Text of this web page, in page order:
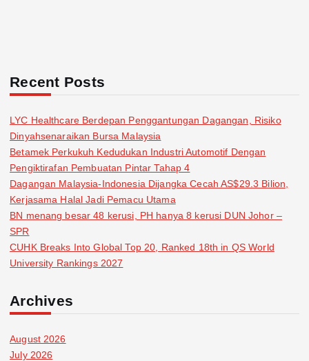
Recent Posts
LYC Healthcare Berdepan Penggantungan Dagangan, Risiko
Dinyahsenaraikan Bursa Malaysia
Betamek Perkukuh Kedudukan Industri Automotif Dengan
Pengiktirafan Pembuatan Pintar Tahap 4
Dagangan Malaysia-Indonesia Dijangka Cecah AS$29.3 Bilion,
Kerjasama Halal Jadi Pemacu Utama
BN menang besar 48 kerusi, PH hanya 8 kerusi DUN Johor –
SPR
CUHK Breaks Into Global Top 20, Ranked 18th in QS World
University Rankings 2027
Archives
August 2026
July 2026